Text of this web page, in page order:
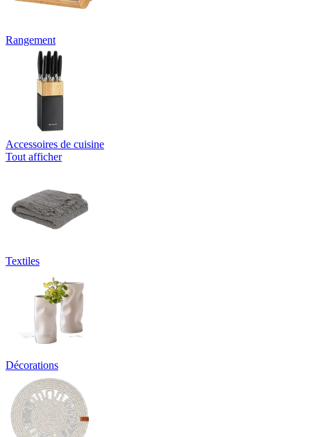
Rangement
Accessoires de cuisine
Tout afficher
Textiles
Décorations